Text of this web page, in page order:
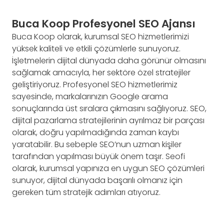
Buca Koop Profesyonel SEO Ajansı
Buca Koop olarak, kurumsal SEO hizmetlerimizi
yüksek kaliteli ve etkili çözümlerle sunuyoruz.
İşletmelerin dijital dünyada daha görünür olmasını
sağlamak amacıyla, her sektöre özel stratejiler
geliştiriyoruz. Profesyonel SEO hizmetlerimiz
sayesinde, markalarınızın Google arama
sonuçlarında üst sıralara çıkmasını sağlıyoruz. SEO,
dijital pazarlama stratejilerinin ayrılmaz bir parçası
olarak, doğru yapılmadığında zaman kaybı
yaratabilir. Bu sebeple SEO’nun uzman kişiler
tarafından yapılması büyük önem taşır. Seofi
olarak, kurumsal yapınıza en uygun SEO çözümleri
sunuyor, dijital dünyada başarılı olmanız için
gereken tüm stratejik adımları atıyoruz.